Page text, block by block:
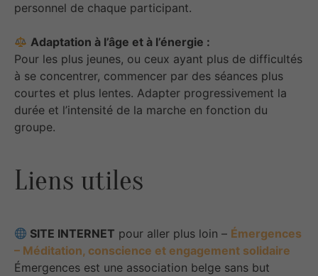
personnel de chaque participant.
Adaptation à l’âge et à l’énergie :
Pour les plus jeunes, ou ceux ayant plus de difficultés
à se concentrer, commencer par des séances plus
courtes et plus lentes. Adapter progressivement la
durée et l’intensité de la marche en fonction du
groupe.
Liens utiles
SITE INTERNET pour aller plus loin – ​ Émergences
– Méditation, conscience et engagement solidaire
Émergences est une association belge sans but